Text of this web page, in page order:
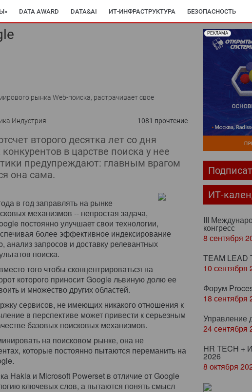
DATA AWARD DATA&AI ИТ-ИНФРАСТРУКТУРА БЕЗОПАСНОСТЬ
рынка Web-поиска, растрачивает свое
1081 прочтение
второго десятка лет со дня
в царстве поиска у нее
предупреждают: главным врагом
она сама.
в год заправлять на рынке
механизмов -- непростая задача,
постоянно улучшает свои технологии,
более эффективное индексирование
анализ запросов и доставку релевантных
поиска.
того чтобы сконцентрироваться на
которого приносит Google львиную долю ее
и множество других областей.
сервисов, не имеющих никакого отношения к
в перспективе может привести к серьезным
базовых поисковых механизмов.
на поисковом рынке, она не
которые постоянно пытаются переманить на
Hakia и Microsoft Powerset в отличие от Google
ключевых слов, а пытаются понять смысл
РЕКЛАМА
ИТ-
III
конгресс
8 сентября
TEAM LEAD
10 сентября
Форум
18 сентября
Управление
24 сентября
HR TECH
2026
8 октября